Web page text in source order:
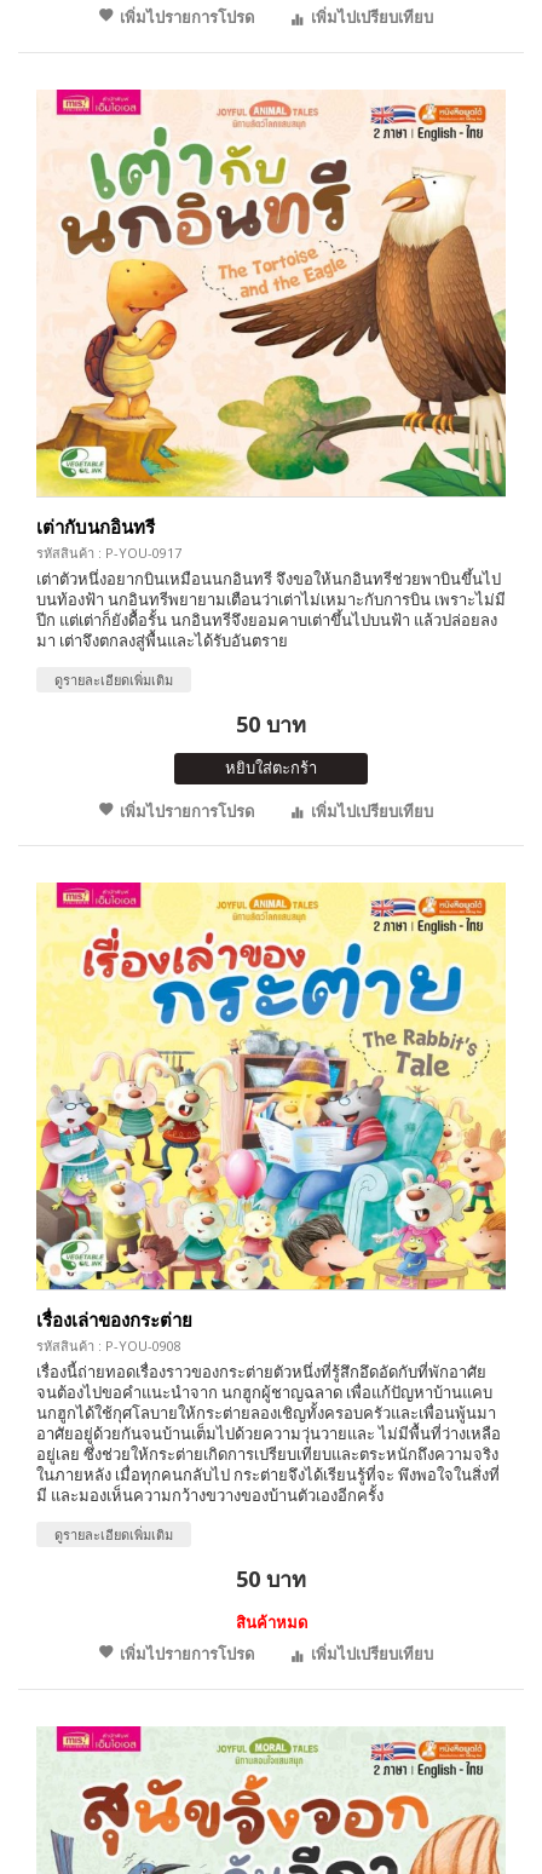
เพิ่มไปรายการโปรด
เพิ่มไปเปรียบเทียบ
เต่ากับนกอินทรี
รหัสสินค้า : P-YOU-0917
เต่าตัวหนึ่งอยากบินเหมือนนกอินทรี จึงขอให้นกอินทรีช่วยพาบินขึ้นไป
บนท้องฟ้า นกอินทรีพยายามเตือนว่าเต่าไม่เหมาะกับการบิน เพราะไม่มี
ปีก แต่เต่าก็ยังดื้อรั้น นกอินทรีจึงยอมคาบเต่าขึ้นไปบนฟ้า แล้วปล่อยลง
มา เต่าจึงตกลงสู่พื้นและได้รับอันตราย
ดูรายละเอียดเพิ่มเติม
50 บาท
หยิบใส่ตะกร้า
เพิ่มไปรายการโปรด
เพิ่มไปเปรียบเทียบ
เรื่องเล่าของกระต่าย
รหัสสินค้า : P-YOU-0908
เรื่องนี้ถ่ายทอดเรื่องราวของกระต่ายตัวหนึ่งที่รู้สึกอึดอัดกับที่พักอาศัย
จนต้องไปขอคำแนะนำจาก นกฮูกผู้ชาญฉลาด เพื่อแก้ปัญหาบ้านแคบ
นกฮูกได้ใช้กุศโลบายให้กระต่ายลองเชิญทั้งครอบครัวและเพื่อนพู้นมา
อาศัยอยู่ด้วยกันจนบ้านเต็มไปด้วยความวุ่นวายและ ไม่มีพื้นที่ว่างเหลือ
อยู่เลย ซึ่งช่วยให้กระต่ายเกิดการเปรียบเทียบและตระหนักถึงความจริง
ในภายหลัง เมื่อทุกคนกลับไป กระต่ายจึงได้เรียนรู้ที่จะ พึงพอใจในสิ่งที่
มี และมองเห็นความกว้างขวางของบ้านตัวเองอีกครั้ง
ดูรายละเอียดเพิ่มเติม
50 บาท
สินค้าหมด
เพิ่มไปรายการโปรด
เพิ่มไปเปรียบเทียบ